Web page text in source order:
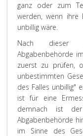
ganz oder zum
werden, wenn ihre
unbillig wäre.
Nach dieser
Abgabenbehörde
zuerst zu prüfen,
unbestimmten
des Falles unbillig"
ist für eine
demnach ist
Abgabenbehörde
im Sinne des